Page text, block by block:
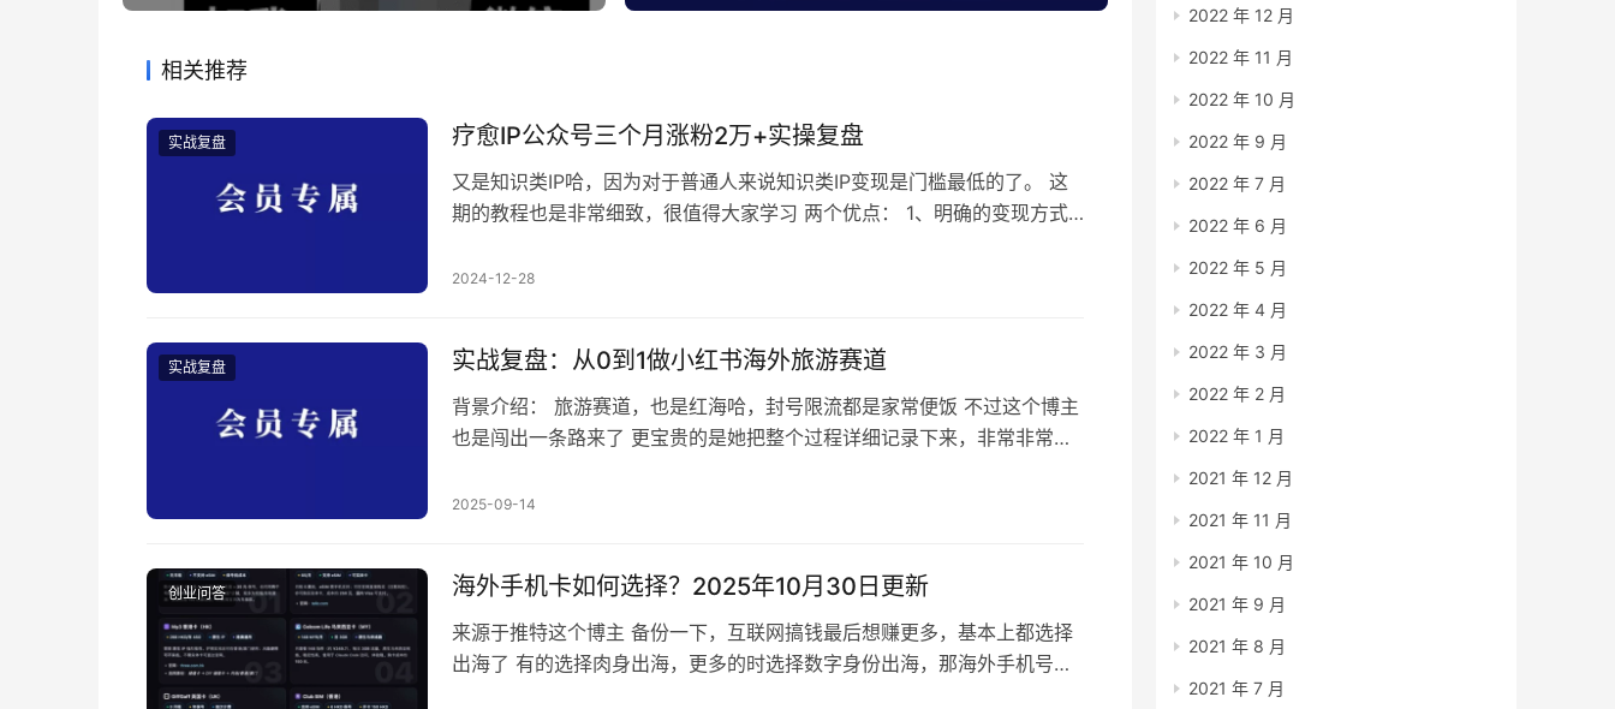
相关推荐
实战复盘 疗愈IP公众号三个月涨粉2万+实操复盘
又是知识类IP哈，因为对于普通人来说知识类IP变现是门槛最低的了。 这
期的教程也是非常细致，很值得大家学习 两个优点： 1、明确的变现方式
分写的很不错） 为什么要选择公众号作为下一个流量增长点？主要有3点
2024-12-28
实战复盘 实战复盘：从0到1做小红书海外旅游赛道
背景介绍： 旅游赛道，也是红海哈，封号限流都是家常便饭 不过这个博主
也是闯出一条路来了 更宝贵的是她把整个过程详细记录下来，非常非常详
打法优化的过程都有 最终也是得到自己想要的结果，实在是佩服，做旅游
2025-09-14
创业问答 海外手机卡如何选择？2025年10月30日更新
来源于推特这个博主 备份一下，互联网搞钱最后想赚更多，基本上都选择
出海了 有的选择肉身出海，更多的时选择数字身份出海，那海外手机号就
2022 年 12 月
2022 年 11 月
2022 年 10 月
2022 年 9 月
2022 年 7 月
2022 年 6 月
2022 年 5 月
2022 年 4 月
2022 年 3 月
2022 年 2 月
2022 年 1 月
2021 年 12 月
2021 年 11 月
2021 年 10 月
2021 年 9 月
2021 年 8 月
2021 年 7 月